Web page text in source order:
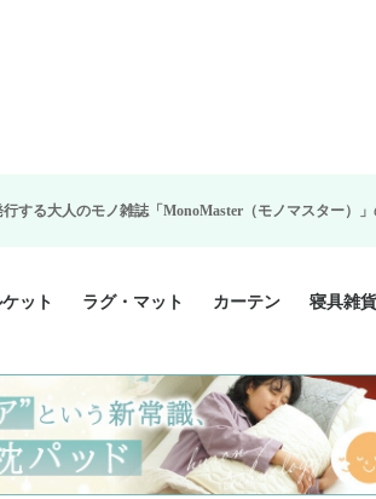
「MonoMaster（モノマスター）」の疲労回復・睡眠
ニア 掛け布団カバー
グル 掛け布団カバー
グルロング 掛け布団
ー
ダブル 掛け布団カバ
ル 掛け布団カバー
ルロング 掛け布団カ
ーン 掛け布団カバー
掛け布団カバー
ニア 敷布団カバー
シングル 敷布団カバ
グル 敷布団カバー
グルロング 敷布団カ
ル 敷布団カバー
枕カバー
枕カバー
枕カバー
ク 枕カバー
グル BOXシーツ
グルロング BOXシー
ダブル BOXシーツ
ル BOXシーツ
パーロング BOXシー
ー2点セット
ー3点セット
ット
サイズ
ルサイズ
ブルサイズ
サイズ
感
材 綿100%
ラグ・マット カーテン
既成カーテンのサイ
遮光カーテン
レース・シアーカー
Disney ディズニーカ
ン
MOOMIN ムーミンカ
ン
PEANUTS ピーナツ
テン (SNOOPY スヌ
ー)
寝具雑貨
美容・
シルク
HURON
カバリ
ソファ
ひざ掛
パジャ
クッシ
玄関・
ペット
インテ
その他